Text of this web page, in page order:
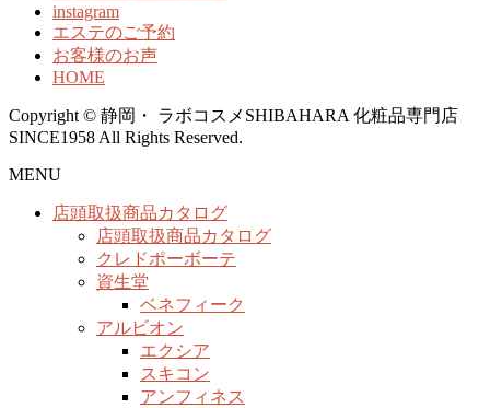
instagram
エステのご予約
お客様のお声
HOME
Copyright © 静岡・ ラボコスメSHIBAHARA 化粧品専門店
SINCE1958 All Rights Reserved.
MENU
店頭取扱商品カタログ
店頭取扱商品カタログ
クレドポーボーテ
資生堂
ベネフィーク
アルビオン
エクシア
スキコン
アンフィネス